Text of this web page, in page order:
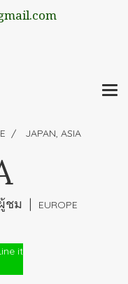
JAPAN, ASIA
ชม | EUROPE